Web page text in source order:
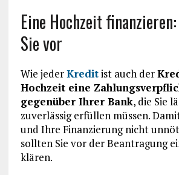
Eine Hochzeit
Sie vor
Wie jederKreditist auch der
Hochzeit eine
gegenüber Ihrer Bank, die Sie
zuverlässig erfüllen müssen.
und Ihre Finanzierung nicht
sollten Sie vor der Beantragung
klären.